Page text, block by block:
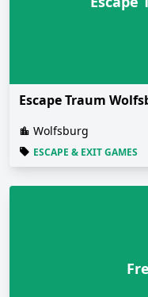
Escape Traum
Wolfsburg
ESCAPE & EXIT GAMES